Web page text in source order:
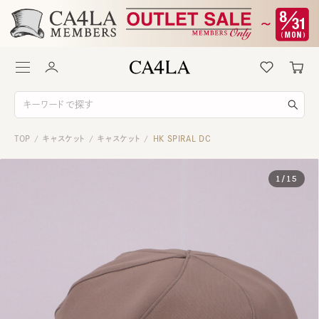
TOP / キャスケット / キャスケット / HK SPIRAL DC
1 / 15